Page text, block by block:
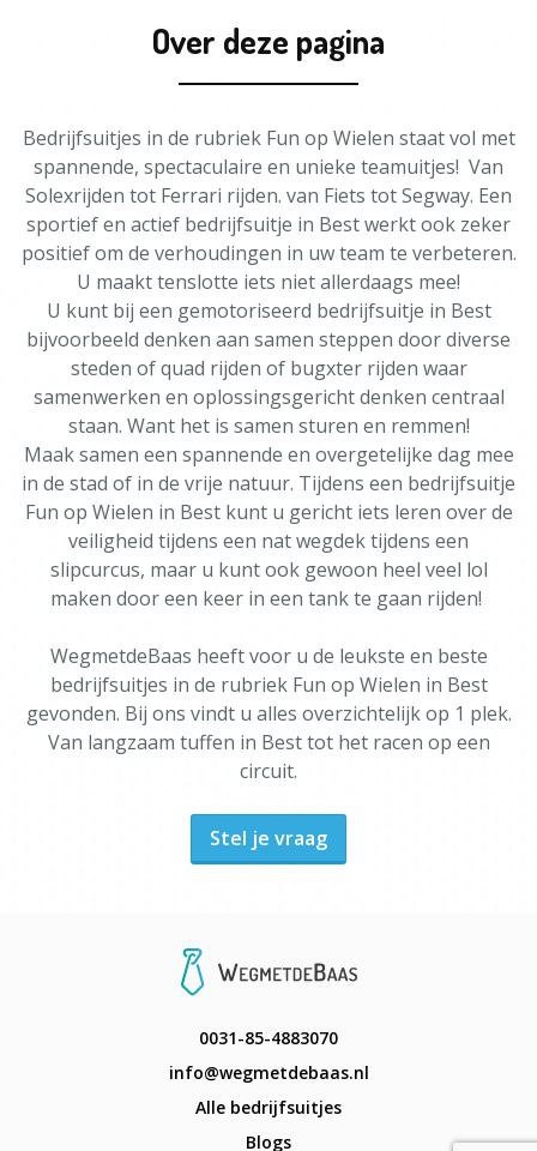
Over deze pagina
Bedrijfsuitjes in de rubriek Fun op Wielen staat vol met
spannende, spectaculaire en unieke teamuitjes! Van
Solexrijden tot Ferrari rijden. van Fiets tot Segway. Een
sportief en actief bedrijfsuitje in Best werkt ook zeker
positief om de verhoudingen in uw team te verbeteren.
U maakt tenslotte iets niet allerdaags mee!
U kunt bij een gemotoriseerd bedrijfsuitje in Best
bijvoorbeeld denken aan samen steppen door diverse
steden of quad rijden of bugxter rijden waar
samenwerken en oplossingsgericht denken centraal
staan. Want het is samen sturen en remmen!
Maak samen een spannende en overgetelijke dag mee
in de stad of in de vrije natuur. Tijdens een bedrijfsuitje
Fun op Wielen in Best kunt u gericht iets leren over de
veiligheid tijdens een nat wegdek tijdens een
slipcurcus, maar u kunt ook gewoon heel veel lol
maken door een keer in een tank te gaan rijden!
WegmetdeBaas heeft voor u de leukste en beste
bedrijfsuitjes in de rubriek Fun op Wielen in Best
gevonden. Bij ons vindt u alles overzichtelijk op 1 plek.
Van langzaam tuffen in Best tot het racen op een
circuit.
Stel je vraag
0031-85-4883070
info@wegmetdebaas.nl
Alle bedrijfsuitjes
Blogs